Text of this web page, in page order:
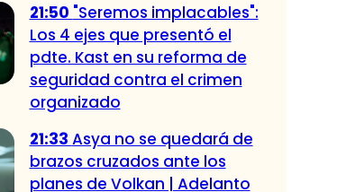
21:50 "Seremos implacables":
Los 4 ejes que presentó el
pdte. Kast en su reforma de
seguridad contra el crimen
organizado
21:33 Asya no se quedará de
brazos cruzados ante los
planes de Volkan | Adelanto